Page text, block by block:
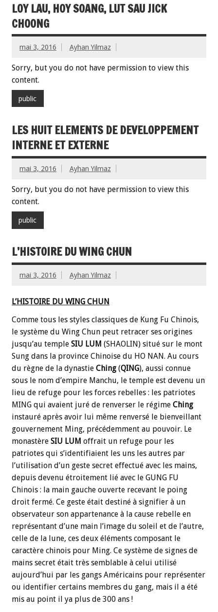
LOY LAU, HOY SOANG, LUT SAU JICK
CHOONG
mai 3, 2016 Ayhan Yilmaz
Sorry, but you do not have permission to view this
content.
public
LES HUIT ELEMENTS DE DEVELOPPEMENT
INTERNE ET EXTERNE
mai 3, 2016 Ayhan Yilmaz
Sorry, but you do not have permission to view this
content.
public
L’HISTOIRE DU WING CHUN
mai 3, 2016 Ayhan Yilmaz
L’HISTOIRE DU WING CHUN
Comme tous les styles classiques de Kung Fu Chinois,
le système du Wing Chun peut retracer ses origines
jusqu’au temple SIU LUM (SHAOLIN) situé sur le mont
Sung dans la province Chinoise du HO NAN. Au cours
du règne de la dynastie Ching (QING), aussi connue
sous le nom d’empire Manchu, le temple est devenu un
lieu de refuge pour les forces rebelles : les patriotes
MING qui avaient juré de renverser le régime Ching
instauré après avoir lui même renversé le bienveillant
gouvernement Ming, précédemment au pouvoir. Le
monastère SIU LUM offrait un refuge pour les
patriotes qui s’identifiaient les uns les autres par
l’utilisation d’un geste secret effectué avec les mains,
depuis devenu étroitement lié avec le GUNG FU
Chinois : la main gauche ouverte recevant le poing
droit fermé. Ce geste était destiné à signifier à un
observateur son appartenance à la cause rebelle en
représentant d’une main l’image du soleil et de l’autre,
celle de la lune, ces deux éléments composant le
caractère chinois pour Ming. Ce système de signes de
mains secret était très semblable à celui utilisé
aujourd’hui par les gangs Américains pour représenter
ou identifier certains membres du gang, mais il a été
mis au point il ya plus de 300 ans !